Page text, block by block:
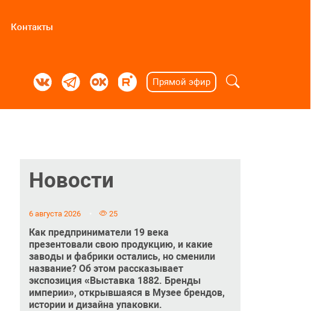
Контакты
Прямой эфир
Новости
6 августа 2026 25
Как предприниматели 19 века
презентовали свою продукцию, и какие
заводы и фабрики остались, но сменили
название? Об этом рассказывает
экспозиция «Выставка 1882. Бренды
империи», открывшаяся в Музее брендов,
истории и дизайна упаковки.